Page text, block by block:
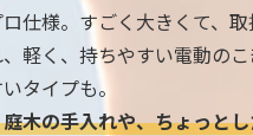
仕様。すごく大きくて、
軽く、持ちやすい電動のこ
タイプも。
木の手入れや、ちょっと